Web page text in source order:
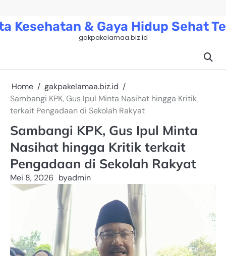
content
Kesehatan & Gaya Hidup Sehat
gakpakelamaa.biz.id
Home
gakpakelamaa.biz.id
Sambangi KPK, Gus Ipul Minta Nasihat hingga Kritik
terkait Pengadaan di Sekolah Rakyat
Sambangi KPK, Gus Ipul Minta
Nasihat hingga Kritik terkait
Pengadaan di Sekolah Rakyat
Mei 8, 2026 byadmin